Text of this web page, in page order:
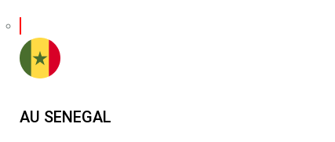
AU SENEGAL